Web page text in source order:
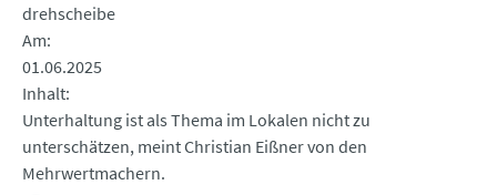
drehscheibe
Am
01.06.2025
Inhalt
Unterhaltung ist als Thema im Lokalen nicht zu
unterschätzen, meint Christian Eißner von den
Mehrwertmachern.